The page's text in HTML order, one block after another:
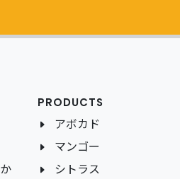
PRODUCTS
アボカド
マンゴー
シトラス